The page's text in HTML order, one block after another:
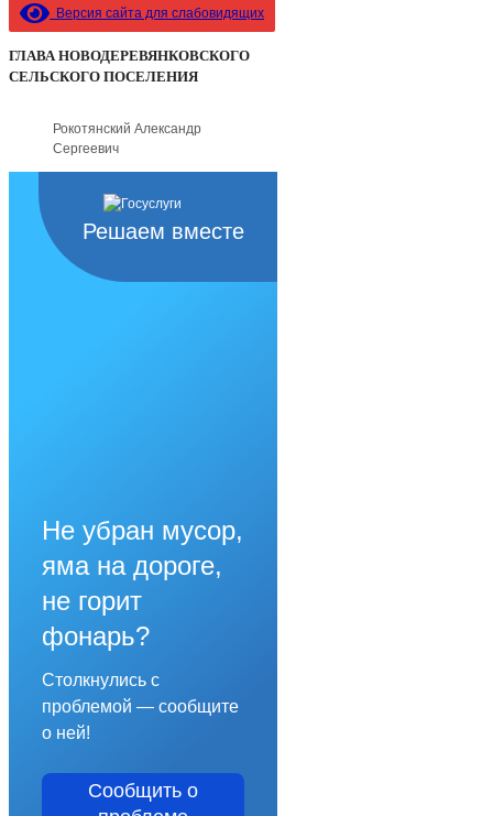
Версия сайта для слабовидящих
ГЛАВА НОВОДЕРЕВЯНКОВСКОГО
СЕЛЬСКОГО ПОСЕЛЕНИЯ
Рокотянский Александр
Сергеевич
Решаем вместе
Не убран мусор,
яма на дороге,
не горит
фонарь?
Столкнулись с
проблемой — сообщите
о ней!
Сообщить о